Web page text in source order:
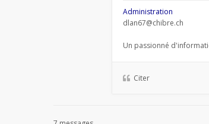
Administration
dlan67@chibre.ch
Un passionné
Citer